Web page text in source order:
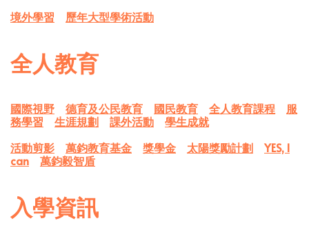
境外學習
歷年大型學術活動
全人教育
國際視野 德育及公民教育 國民教育 全人教育課程
服
務學習
生涯規劃 課外活動
學生成就
活動剪影
萬鈞教育基金 獎學金 太陽獎勵計劃
YES, I
can
萬鈞毅智盾
入學資訊